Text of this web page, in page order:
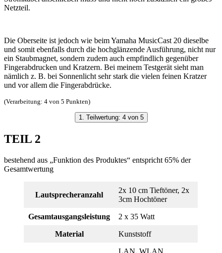
Netzteil.
Die Oberseite ist jedoch wie beim Yamaha MusicCast 20 dieselbe
und somit ebenfalls durch die hochglänzende Ausführung, nicht nur
ein Staubmagnet, sondern zudem auch empfindlich gegenüber
Fingerabdrucken und Kratzern. Bei meinem Testgerät sieht man
nämlich z. B. bei Sonnenlicht sehr stark die vielen feinen Kratzer
und vor allem die Fingerabdrücke.
(Verarbeitung: 4 von 5 Punkten)
1. Teilwertung: 4 von 5
TEIL 2
bestehend aus „Funktion des Produktes“ entspricht 65% der
Gesamtwertung
Lautsprecheranzahl
2x 10 cm Tieftöner, 2x
3cm Hochtöner
Gesamtausgangsleistung 2 x 35 Watt
Material Kunststoff
LAN, WLAN